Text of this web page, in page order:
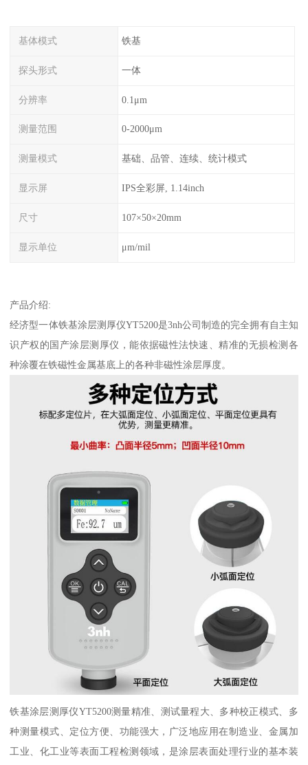
基体模式 铁基
探头形式 一体
分辨率 0.1μm
测量范围 0-2000μm
测量模式 基础、品管、连续、统计模式
显示屏 IPS全彩屏, 1.14inch
尺寸 107×50×20mm
显示单位 μm/mil
产品介绍:
经济型一体铁基涂层测厚仪YT5200是3nh公司制造的完全拥有自主知
识产权的国产涂层测厚仪，能依据磁性法快速、精准的无损检测各
种涂覆在铁磁性金属基底上的各种非磁性涂层厚度。
铁基涂层测厚仪YT5200测量精准、测试量程大、多种校正模式、多
种测量模式、定位方便、功能强大，广泛地应用在制造业、金属加
工业、化工业等表面工程检测领域，是涂层表面处理行业的基本装